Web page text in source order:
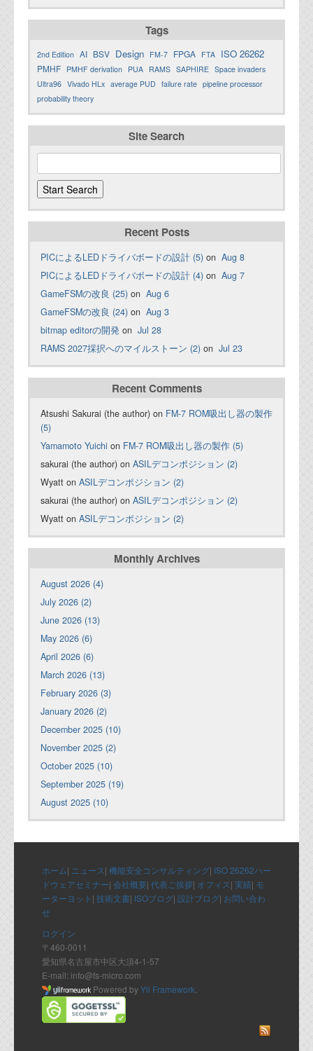
Tags
2nd Edition AI BSV Design FM-7 FPGA FTA ISO 26262
PMHF PMHF derivation PUA RAMS SAPHIRE Space invaders
Ultra96 Vivado HLx average PUD failure rate pipeline processor
probability theory
Site Search
Recent Posts
PICによるLEDドライバボードの設計 (5) on Aug 8
PICによるLEDドライバボードの設計 (4) on Aug 7
GameFSMの改良 (25) on Aug 6
GameFSMの改良 (24) on Aug 3
bitmap editorの開発 on Jul 28
RAMS 2027採択へのマイルストーン (2) on Jul 23
Recent Comments
Atsushi Sakurai (the author) on FM-7 ROM吸出し器の製作
(5)
Yamamoto Yuichi on FM-7 ROM吸出し器の製作 (5)
sakurai (the author) on ASILデコンポジション (2)
Wyatt on ASILデコンポジション (2)
sakurai (the author) on ASILデコンポジション (2)
Wyatt on ASILデコンポジション (2)
Monthly Archives
August 2026 (4)
July 2026 (2)
June 2026 (13)
May 2026 (6)
April 2026 (6)
March 2026 (13)
February 2026 (3)
January 2026 (2)
December 2025 (10)
November 2025 (2)
October 2025 (10)
September 2025 (19)
August 2025 (10)
ホーム| ニュース| 機能安全コンサルティング| ISO 26262ハー
ドウェアセミナー| 会社概要| 代表ご挨拶| オフィス| 実績| モ
ーターヨット | 技術文書| ISOブログ| 設計ブログ| お問い合わ
せ
ログイン
〒460-0011
愛知県名古屋市中区大須4-1-57
E-mail: info@fs-micro.com
Powered byYii Framework